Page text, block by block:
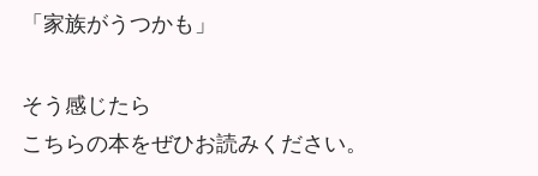
「家族がうつかも」
そう感じたら
こちらの本をぜひお読みください。